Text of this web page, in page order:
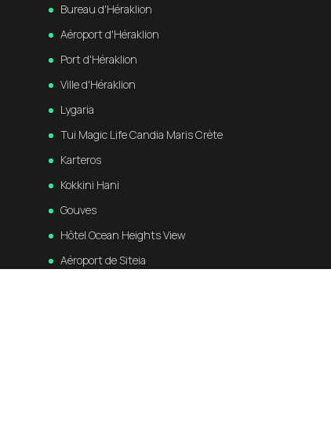
Bureau d'Héraklion
Aéroport d'Héraklion
Port d'Héraklion
Ville d'Héraklion
Lygaria
Tui Magic Life Candia Maris Crète
Karteros
Kokkini Hani
Gouves
Hôtel Ocean Heights View
Aéroport de Siteia